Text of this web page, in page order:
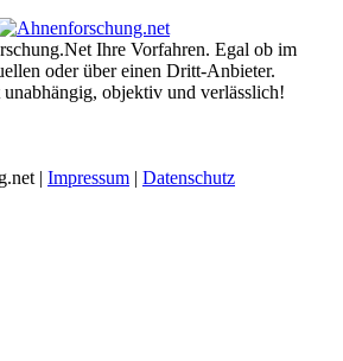
Ihre Vorfahren. Egal ob im
oder über einen Dritt-Anbieter.
objektiv und verlässlich!
| Impressum | Datenschutz